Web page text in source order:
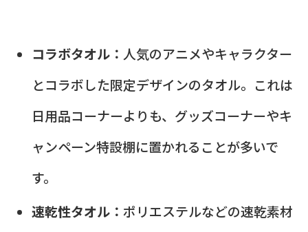
コラボタオル： 人気のアニメやキャラクター
とコラボした限定デザインのタオル。これは
日用品コーナーよりも、グッズコーナーやキ
ャンペーン特設棚に置かれることが多いで
す。
速乾性タオル： ポリエステルなどの速乾素材